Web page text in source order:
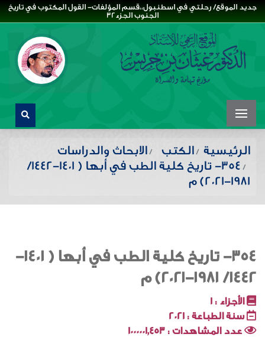
جديد الموقع/ رحلتي في اسطنبول،،قسم المؤلفات- القول المكتوب في تاريخ
الجنوب الجزء32
الرئيسية الكتب
الابحاث والدراسات
354- تاريخ كلية الطب في أبها ( 1401-1442/
1981-2021) م
354- تاريخ كلية الطب في أبها ( 1401-
1442/ 1981-2021) م
الأجزاء : 1
سنة الطباعة : 2021
عدد المشاهدات : 1000001٬453